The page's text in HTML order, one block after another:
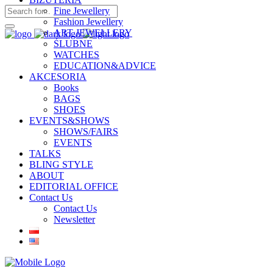
Fine Jewellery
Fashion Jewellery
ART JEWELLERY
ŚLUBNE
WATCHES
EDUCATION&ADVICE
AKCESORIA
Books
BAGS
SHOES
EVENTS&SHOWS
SHOWS/FAIRS
EVENTS
TALKS
BLING STYLE
ABOUT
EDITORIAL OFFICE
Contact Us
Contact Us
Newsletter